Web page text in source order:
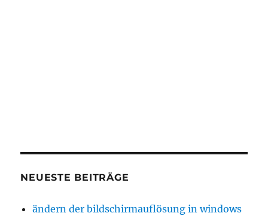
NEUESTE BEITRÄGE
ändern der bildschirmauflösung in windows